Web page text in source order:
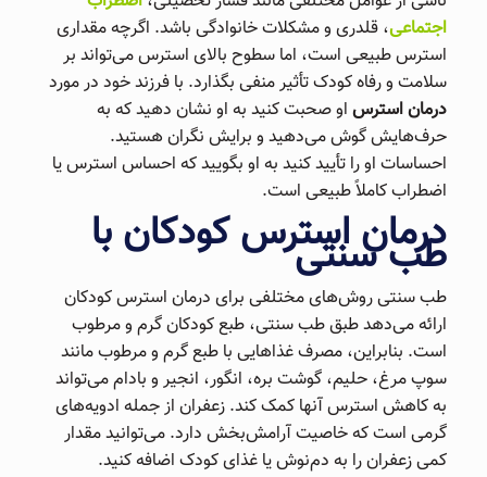
اجتماعی، قلدری و مشکلات خانوادگی باشد. اگرچه مقداری
استرس طبیعی است، اما سطوح بالای استرس می‌تواند بر
سلامت و رفاه کودک تأثیر منفی بگذارد. با فرزند خود در مورد
درمان استرساو صحبت کنید به او نشان دهید که به
حرف‌هایش گوش می‌دهید و برایش نگران هستید.
احساسات او را تأیید کنید به او بگویید که احساس استرس یا
اضطراب کاملاً طبیعی است.
درمان استرس کودکان با
طب سنتی
طب سنتی روش‌های مختلفی برای درمان استرس کودکان
ارائه می‌دهد طبق طب سنتی، طبع کودکان گرم و مرطوب
است. بنابراین، مصرف غذاهایی با طبع گرم و مرطوب مانند
سوپ مرغ، حلیم، گوشت بره، انگور، انجیر و بادام می‌تواند
به کاهش استرس آنها کمک کند. زعفران از جمله ادویه‌های
گرمی است که خاصیت آرامش‌بخش دارد. می‌توانید مقدار
کمی زعفران را به دم‌نوش یا غذای کودک اضافه کنید.